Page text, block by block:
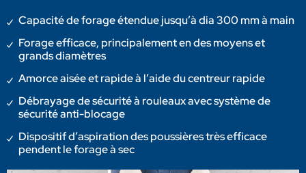
Capacité de forage étendue jusqu’à dia 300 mm à main
Forage efficace, principalement en des moyens et
grands diamètres
Amorce aisée et rapide à l’aide du centreur rapide
Débrayage de sécurité à rouleaux avec système de
sécurité anti-blocage
Dispositif d’aspiration des poussières très efficace
pendent le forage à sec